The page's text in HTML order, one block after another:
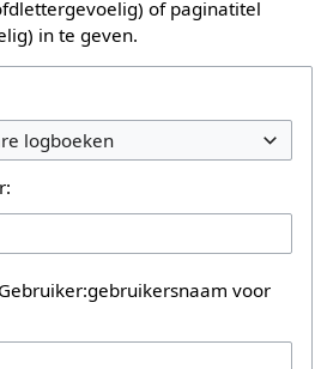
of paginatitel
in te geven.
logboeken
voor